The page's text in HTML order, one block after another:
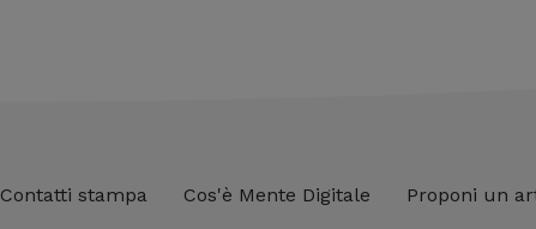
Contatti stampa Cos'è Mente Digitale Proponi un